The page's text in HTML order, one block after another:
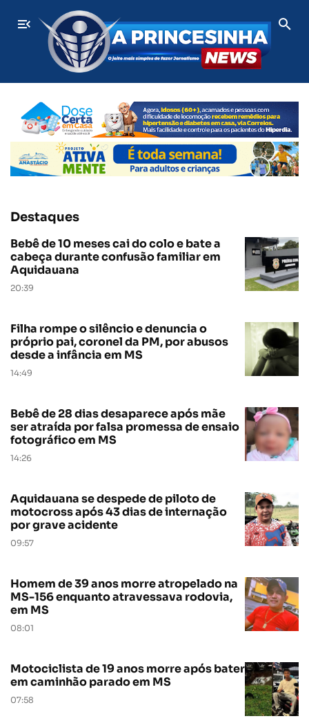
ÚLTIMASBebê de 10 meses cai do colo e bate a cabeça
Destaques
Bebê de 10 meses cai do colo e bate a
cabeça durante confusão familiar em
Aquidauana
20:39
Filha rompe o silêncio e denuncia o
próprio pai, coronel da PM, por abusos
desde a infância em MS
14:49
Bebê de 28 dias desaparece após mãe
ser atraída por falsa promessa de ensaio
fotográfico em MS
14:26
Aquidauana se despede de piloto de
motocross após 43 dias de internação
por grave acidente
09:57
Homem de 39 anos morre atropelado na
MS-156 enquanto atravessava rodovia,
em MS
08:01
Motociclista de 19 anos morre após bater
em caminhão parado em MS
07:58